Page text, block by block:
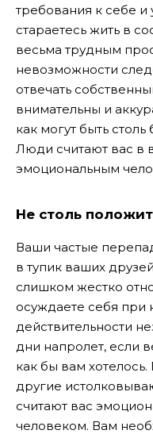
требования к себе
стараетесь жить в
весьма трудным
невозможности
отвечать
внимательны и
как могут быть
Люди считают вас в
эмоциональным
Не столь
Ваши частые
в тупик ваших
слишком жестко
осуждаете себя при
действительности
дни напролет, если
как бы вам
другие
считают вас
человеком. Вам